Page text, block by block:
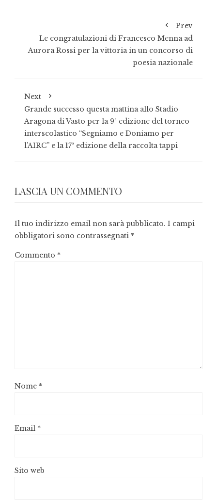
Prev
Le congratulazioni di Francesco Menna ad
Aurora Rossi per la vittoria in un concorso di
poesia nazionale
Next
Grande successo questa mattina allo Stadio
Aragona di Vasto per la 9ª edizione del torneo
interscolastico “Segniamo e Doniamo per
l’AIRC” e la 17ª edizione della raccolta tappi
LASCIA UN COMMENTO
Il tuo indirizzo email non sarà pubblicato. I campi
obbligatori sono contrassegnati *
Commento *
Nome *
Email *
Sito web